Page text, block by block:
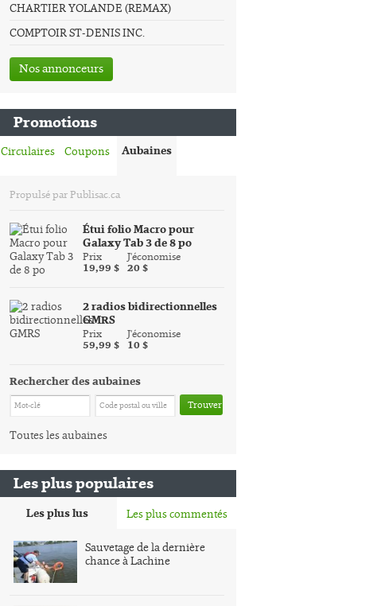
CHARTIER YOLANDE (REMAX)
COMPTOIR ST-DENIS INC.
Nos annonceurs
Promotions
Circulaires Coupons Aubaines
Propulsé par Publisac.ca
Étui folio Macro pour
Galaxy Tab 3 de 8 po
Prix
19,99 $
J'économise
20 $
2 radios bidirectionnelles
GMRS
Prix
59,99 $
J'économise
10 $
Rechercher des aubaines
Trouver
Toutes les aubaines
Les plus populaires
Les plus lus Les plus commentés
Sauvetage de la dernière
chance à Lachine